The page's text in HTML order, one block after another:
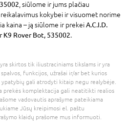
, siūlome ir jums plačiau
kokybei ir visuomet norime
kaina – ją siūlome ir prekeiA.C.I.D.
Rover Bot, 535002.
skirtos tik iliustraciniams tikslams ir yra
funkcijos, užrašai ir/ar bet kurios
ypatybių gali atrodyti kitaip negu realybėje.
prekės komplektacija gali neatitikti realios
vadovautis aprašyme pateikiama
Jūsų kreipimosi el. paštu
klaidų prašome mus informuoti.